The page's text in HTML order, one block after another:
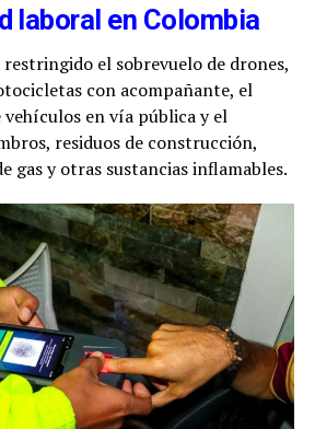
laboral en Colombia
el sobrevuelo de drones,
con acompañante, el
en vía pública y el
residuos de construcción,
gas y otras sustancias inflamables.